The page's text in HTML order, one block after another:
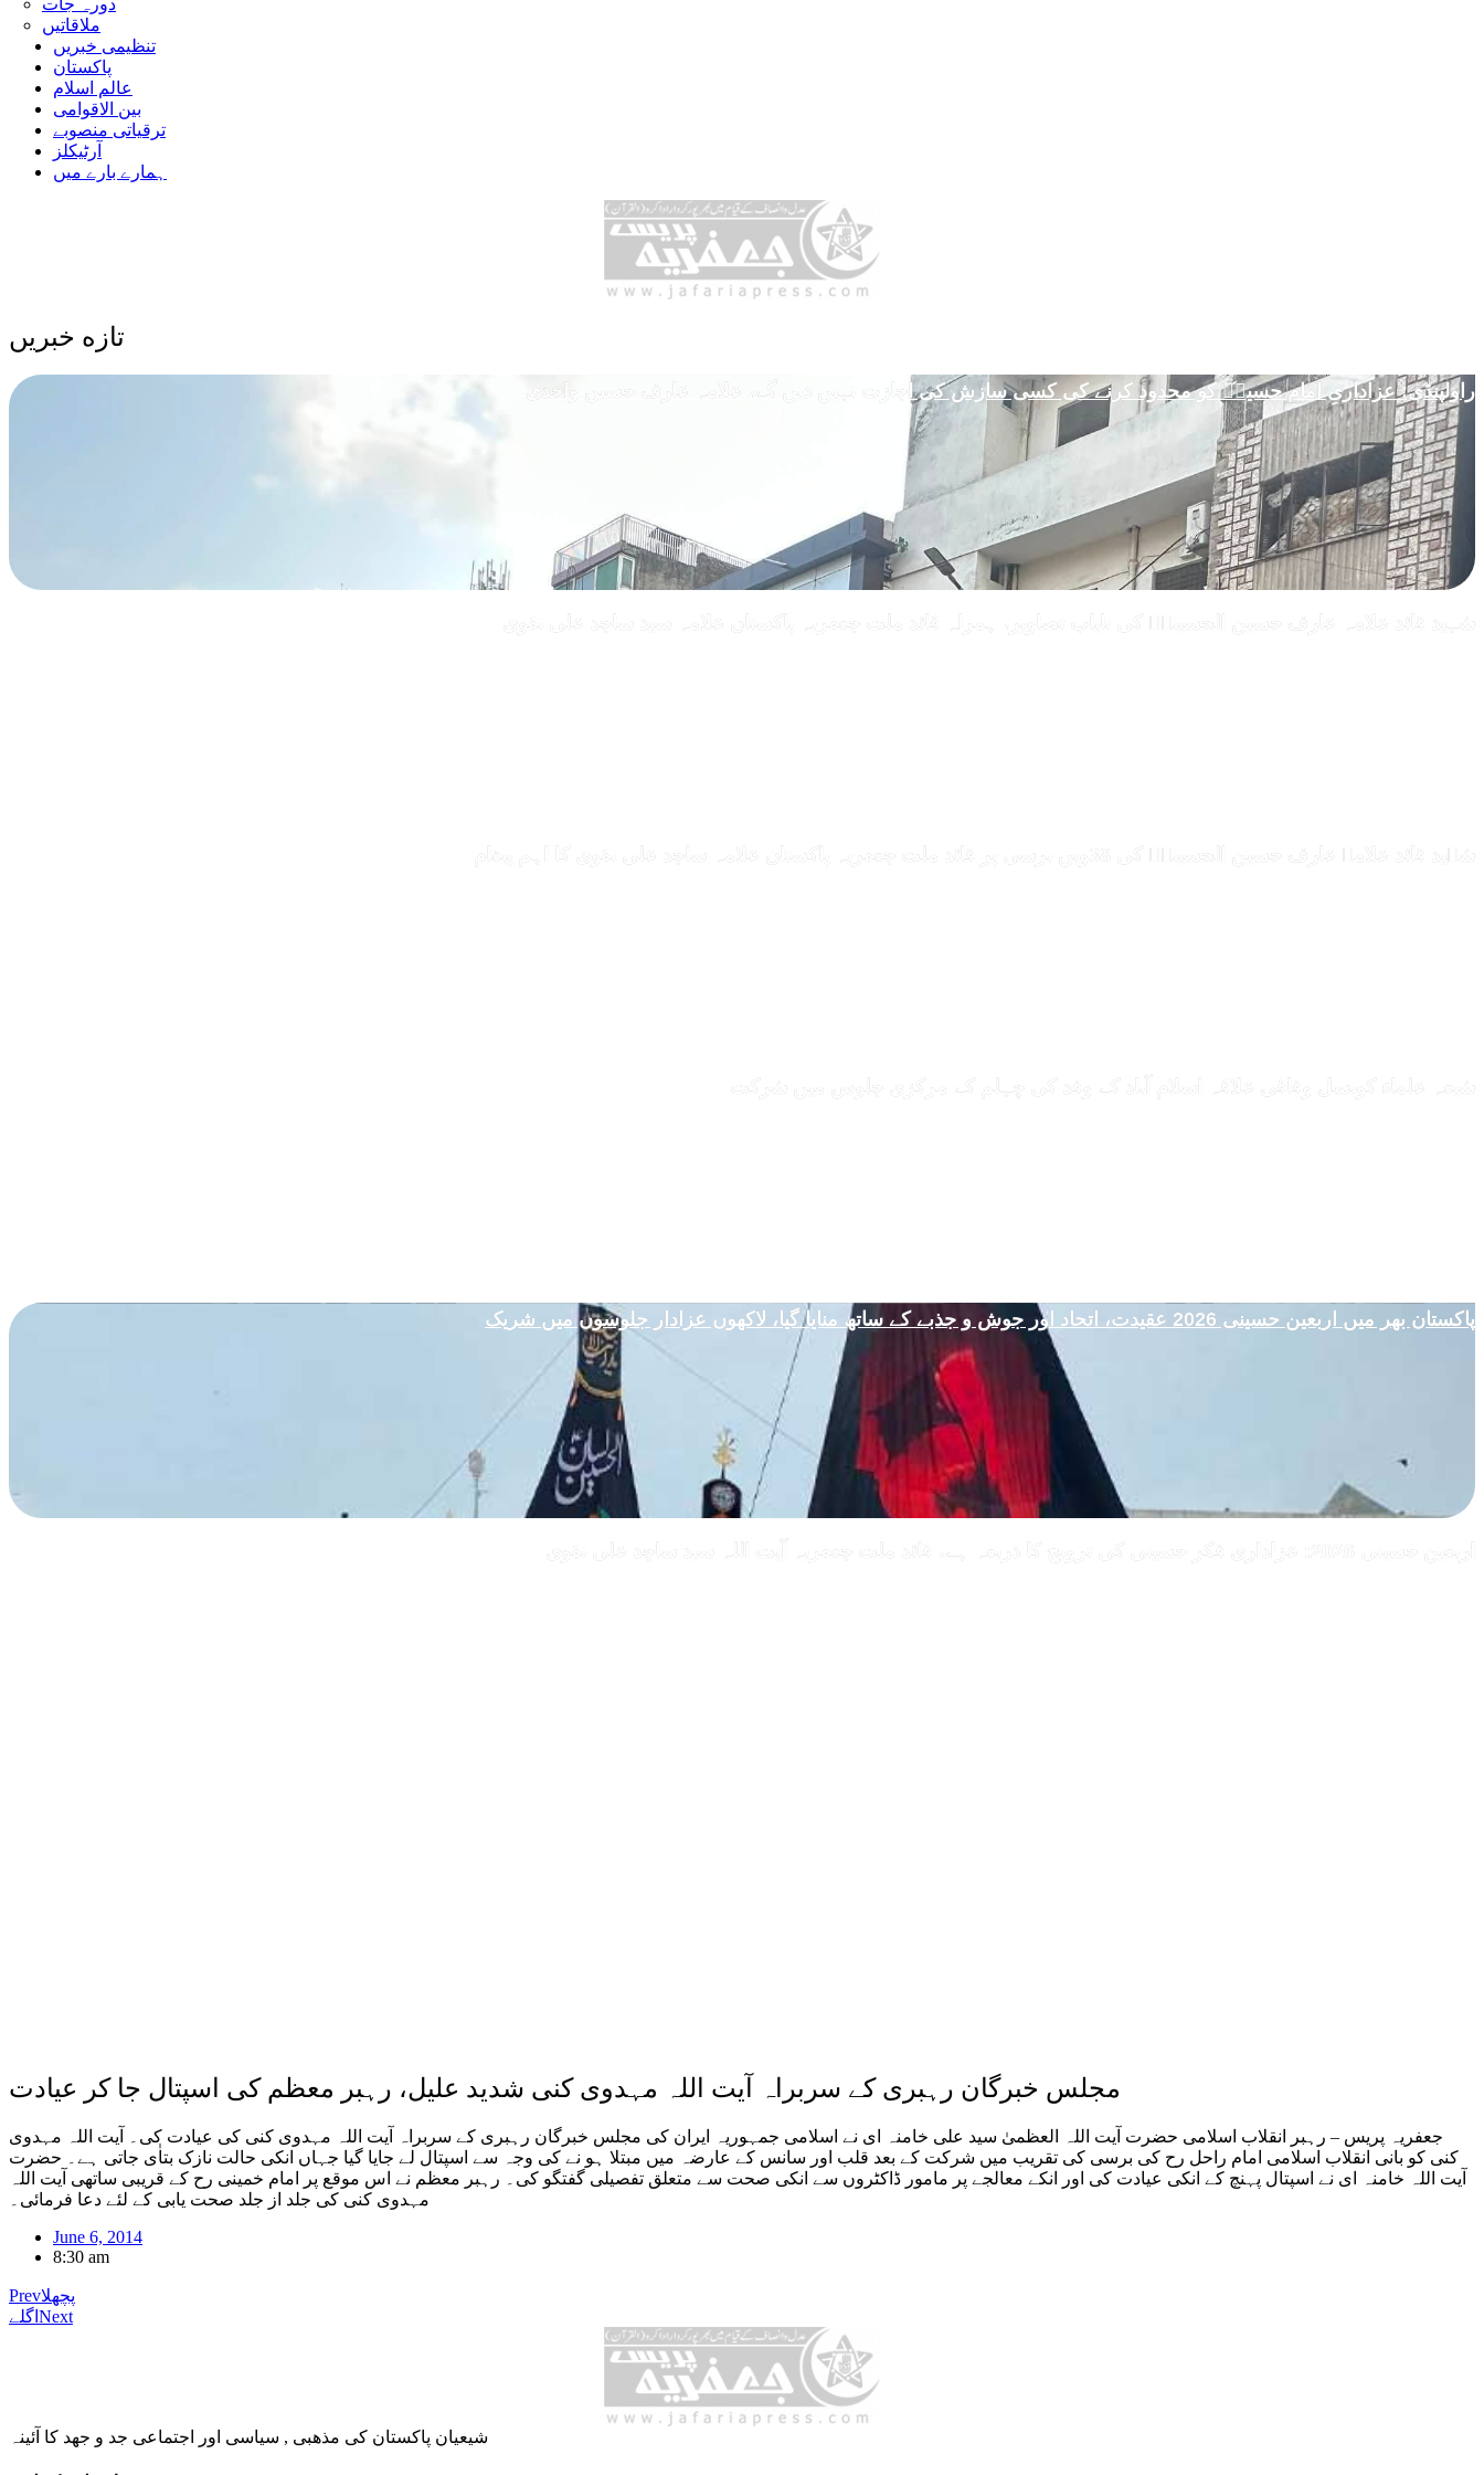
دورہ جات
ملاقاتیں
تنظیمی خبریں
پاکستان
عالم اسلام
بین الاقوامی
ترقیاتی منصوبے
آرٹیکلز
ہمارے بارے میں
تازه خبریں
راولپنڈی: عزاداریِ امام حسینؑ کو محدود کرنے کی کسی سازش کی اجازت نہیں دیں گے، علامہ عارف حسین واحدی
پاکستان بھر میں اربعین حسینی 2026 عقیدت، اتحاد اور جوش و جذبے کے ساتھ منایا گیا، لاکھوں عزادار جلوسوں میں شریک
مجلس خبرگان رہبری کے سربراہ آیت اللہ مہدوی کنی شدید علیل، رہبر معظم کی اسپتال جا کر عیادت
جعفریہ پریس – رہبر انقلاب اسلامی حضرت آیت اللہ العظمیٰ سید علی خامنہ ای نے اسلامی جمہوریہ ایران کی مجلس خبرگان رہبری کے سربراہ آیت اللہ مہدوی کنی کی عیادت کی۔ آیت اللہ مہدوی
کنی کو بانی انقلاب اسلامی امام راحل رح کی برسی کی تقریب میں شرکت کے بعد قلب اور سانس کے عارضہ میں مبتلا ہو نے کی وجہ سے اسپتال لے جایا گیا جہاں انکی حالت نازک بتاٰی جاتی ہے۔ حضرت
آیت اللہ خامنہ ای نے اسپتال پہنچ کے انکی عیادت کی اور انکے معالجے پر مامور ڈاکٹروں سے انکی صحت سے متعلق تفصیلی گفتگو کی۔ رہبر معظم نے اس موقع پر امام خمینی رح کے قریبی ساتھی آیت اللہ
مہدوی کنی کی جلد از جلد صحت یابی کے لئے دعا فرمائی۔
June 6, 2014
8:30 am
Prevپچھلا
اگلے Next
شیعیان پاکستان کی مذهبی , سیاسی اور اجتماعی جد و جهد کا آئینہ